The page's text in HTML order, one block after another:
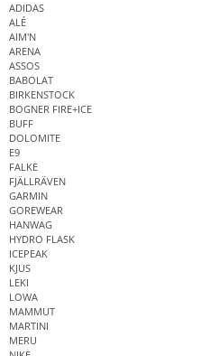
ADIDAS
ALÉ
AIM'N
ARENA
ASSOS
BABOLAT
BIRKENSTOCK
BOGNER FIRE+ICE
BUFF
DOLOMITE
E9
FALKE
FJÄLLRÄVEN
GARMIN
GOREWEAR
HANWAG
HYDRO FLASK
ICEPEAK
KJUS
LEKI
LOWA
MAMMUT
MARTINI
MERU